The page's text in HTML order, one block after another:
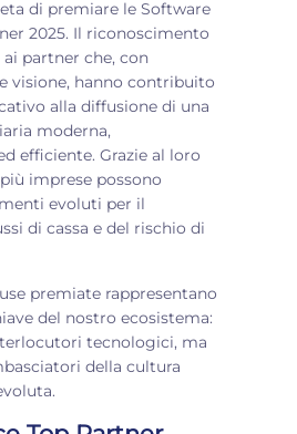
di premiare le Software
2025. Il riconoscimento
partner che, con
visione, hanno contribuito
alla diffusione di una
moderna,
efficiente. Grazie al loro
imprese possono
evoluti per il
di cassa e del rischio di
premiate rappresentano
del nostro ecosistema:
tecnologici, ma
della cultura